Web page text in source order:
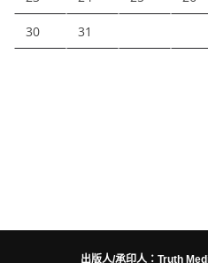
30 31
出版人/承印人：Truth